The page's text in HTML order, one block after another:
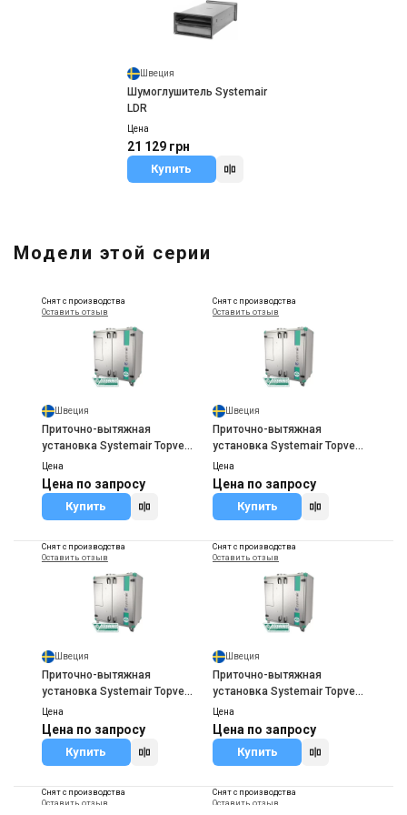
Швеция
Шумоглушитель Systemair
LDR
Цена
21 129 грн
Купить
Модели этой серии
Снят с производства
Оставить отзыв
Швеция
Приточно-вытяжная
установка Systemair Topvex
TR03 EL
Цена
Цена по запросу
Купить
Снят с производства
Оставить отзыв
Швеция
Приточно-вытяжная
установка Systemair Topvex
TR03EL-L-CAV
Цена
Цена по запросу
Купить
Снят с производства
Оставить отзыв
Швеция
Приточно-вытяжная
установка Systemair Topvex
TR03EL-R-CAV
Цена
Цена по запросу
Купить
Снят с производства
Оставить отзыв
Швеция
Приточно-вытяжная
установка Systemair Topvex
TR03 HW
Цена
Цена по запросу
Купить
Снят с производства
Оставить отзыв
Снят с производства
Оставить отзыв